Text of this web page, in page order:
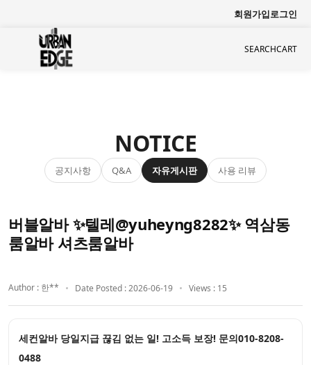
회원가입로그인
SEARCHCART
NOTICE
공지사항 Q&A 자유게시판 사용 리뷰
버블알바 ✨텔레@yuheyng8282✨ 역삼동
룸알바 셔츠룸알바
Author : 한** Date Posted : 2026-06-19 Views : 15
세컨알바 당일지급 끊김 없는 일! 고소득 보장! 문의010-8208-
0488